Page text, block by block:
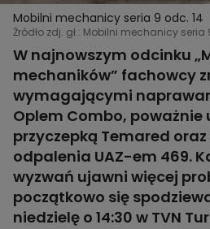
Mobilni mechanicy seria 9 odc. 14
Źródło zdj. gł.: Mobilni mechanicy seria
W najnowszym odcinku
mechaników” fachowcy
wymagającymi
Oplem Combo, poważnie
przyczepką Temared
odpalenia UAZ-em 469.
wyzwań ujawni więcej
początkowo się
niedzielę o 14:30 w TVN